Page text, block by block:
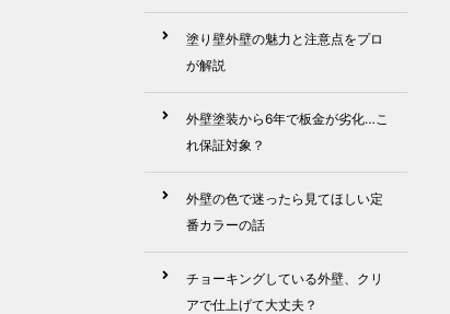
塗り壁外壁の魅力と注意点をプロ
が解説
外壁塗装から6年で板金が劣化…こ
れ保証対象？
外壁の色で迷ったら見てほしい定
番カラーの話
チョーキングしている外壁、クリ
アで仕上げて大丈夫？